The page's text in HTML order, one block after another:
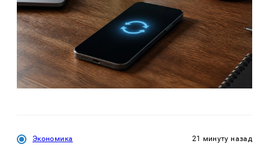
Экономика 21 минуту назад